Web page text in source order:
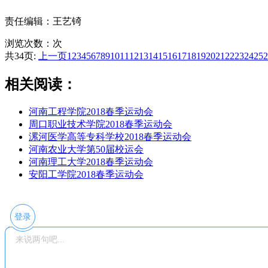
责任编辑：王艺锜
浏览次数： 次
共34页:
上一页1 234567891011 12131415161718192021 22232425
相关阅读：
河南工程学院2018春季运动会
周口职业技术学院2018春季运动会
漯河医学高等专科学校2018春季运动会
河南农业大学第50届校运会
河南理工大学2018春季运动会
安阳工学院2018春季运动会
登录